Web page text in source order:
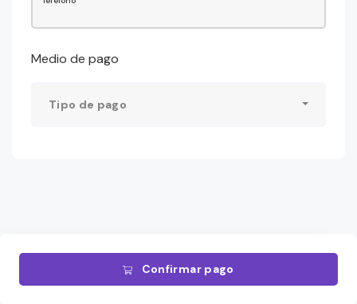
Medio de pago
Tipo de pago
Confirmar pago